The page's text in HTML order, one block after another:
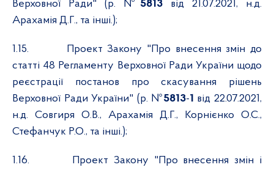
Верховної Ради" (р. № 5813 від 21.07.2021, н.д.
Арахамія Д.Г., та інші.);
1.15.
Проект Закону "Про внесення змін до
статті 48 Регламенту Верховної Ради України щодо
реєстрації постанов про скасування рішень
Верховної Ради України" (р. №5813-1 від 22.07.2021,
н.д. Совгиря О.В., Арахамія Д.Г., Корнієнко О.С.,
Стефанчук Р.О., та інші.);
1.16.
Проект Закону "Про внесення змін і